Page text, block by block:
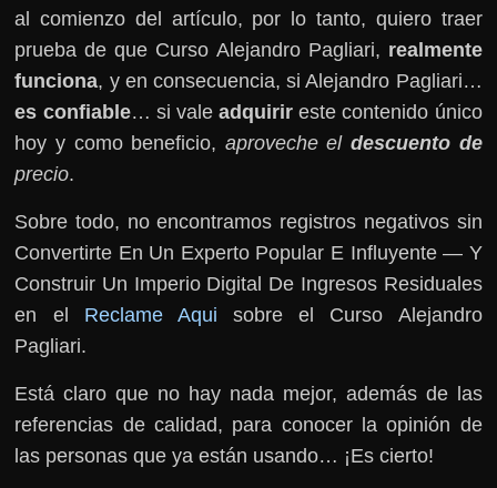
al comienzo del artículo, por lo tanto, quiero traer
prueba de que Curso Alejandro Pagliari, realmente
funciona, y en consecuencia, si Alejandro Pagliari…
es confiable… si valeadquirir este contenido único
hoy y como beneficio, aproveche el descuento de
precio.
Sobre todo, no encontramos registros negativos sin
Convertirte En Un Experto Popular E Influyente — Y
Construir Un Imperio Digital De Ingresos Residuales
en el
Reclame Aqui sobre el Curso Alejandro
Pagliari.
Está claro que no hay nada mejor, además de las
referencias de calidad, para conocer la opinión de
las personas que ya están usando… ¡Es cierto!